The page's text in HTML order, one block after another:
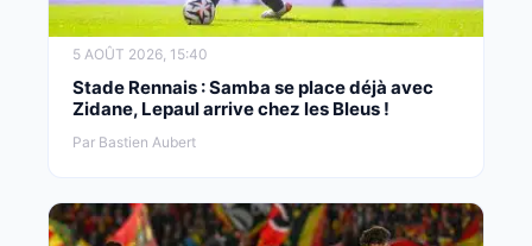
5 AOÛT 2026, 15:40
Stade Rennais : Samba se place déjà avec
Zidane, Lepaul arrive chez les Bleus !
Par Bastien Aubert